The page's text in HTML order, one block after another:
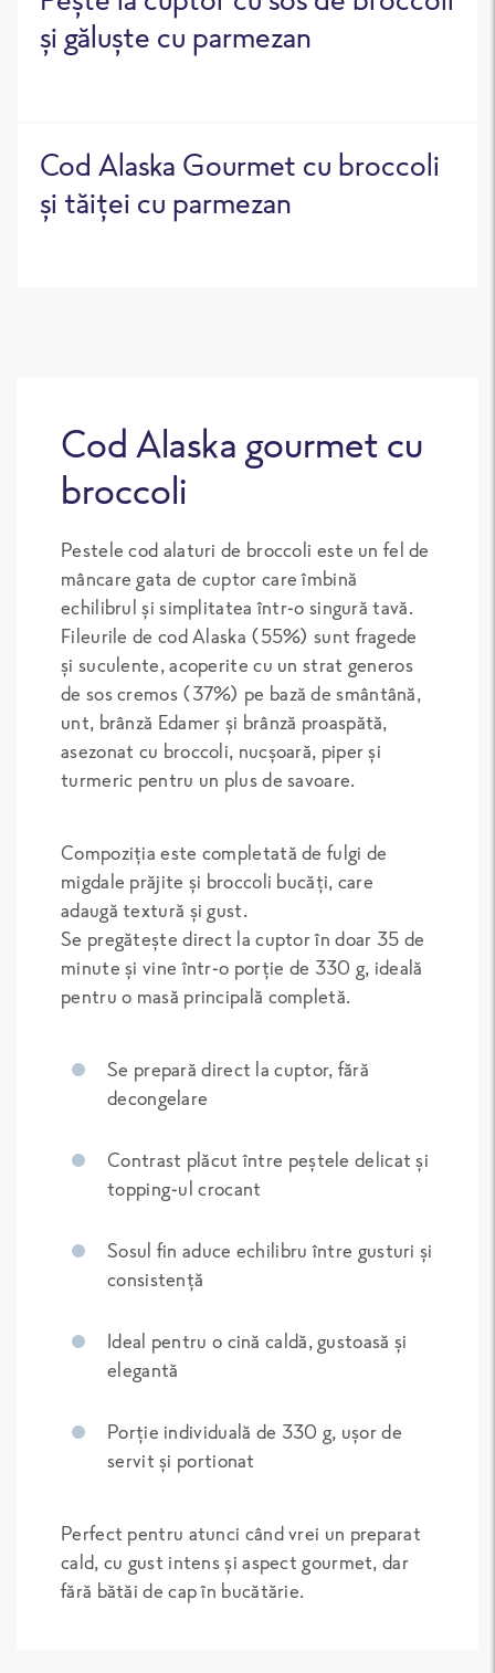
și găluște cu parmezan
Cod Alaska Gourmet cu broccoli
și tăiței cu parmezan
Cod Alaska gourmet cu
broccoli
Pestele cod alaturi de broccoli este un fel de
mâncare gata de cuptor care îmbină
echilibrul și simplitatea într-o singură tavă.
Fileurile de cod Alaska (55%) sunt fragede
și suculente, acoperite cu un strat generos
de sos cremos (37%) pe bază de smântână,
unt, brânză Edamer și brânză proaspătă,
asezonat cu broccoli, nucșoară, piper și
turmeric pentru un plus de savoare.
Compoziția este completată de fulgi de
migdale prăjite și broccoli bucăți, care
adaugă textură și gust.
Se pregătește direct la cuptor în doar 35 de
minute și vine într-o porție de 330 g, ideală
pentru o masă principală completă.
Se prepară direct la cuptor, fără
decongelare
Contrast plăcut între peștele delicat și
topping-ul crocant
Sosul fin aduce echilibru între gusturi și
consistență
Ideal pentru o cină caldă, gustoasă și
elegantă
Porție individuală de 330 g, ușor de
servit și portionat
Perfect pentru atunci când vrei un preparat
cald, cu gust intens și aspect gourmet, dar
fără bătăi de cap în bucătărie.